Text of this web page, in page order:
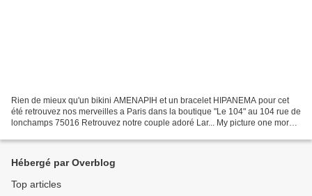
Rien de mieux qu'un bikini AMENAPIH et un bracelet HIPANEMA pour cet
été retrouvez nos merveilles a Paris dans la boutique "Le 104" au 104 rue de
lonchamps 75016 Retrouvez notre couple adoré Lar... My picture one more
Hébergé par Overblog
Top articles